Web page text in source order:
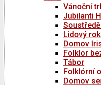
Vánoční
Jubilanti
Lidový
Domov
Folklor
Tábor
Folklórní
Domov